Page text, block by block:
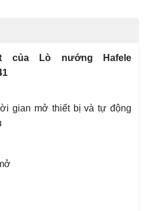
của Lò nướng Hafele
gian mở thiết bị và tự động